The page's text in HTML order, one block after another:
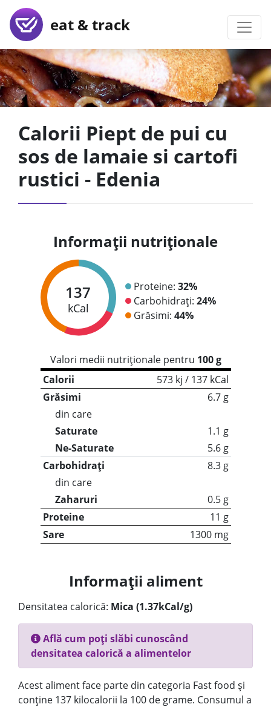
eat & track
Calorii Piept de pui cu
sos de lamaie si cartofi
rustici - Edenia
Informații nutriționale
137
kCal
Proteine: 32%
Carbohidrați: 24%
Grăsimi: 44%
Valori medii nutriționale pentru 100 g
Calorii
573 kj / 137 kCal
Grăsimi
6.7 g
din care
Saturate
1.1 g
Ne-Saturate
5.6 g
Carbohidrați
8.3 g
din care
Zaharuri
0.5 g
Proteine
11 g
Sare
1300 mg
Informații aliment
Densitatea calorică: Mica (1.37kCal/g)
Află cum poți slăbi cunoscând
densitatea calorică a alimentelor
Acest aliment face parte din categoria Fast food și
conține 137 kilocalorii la 100 de grame. Consumul a